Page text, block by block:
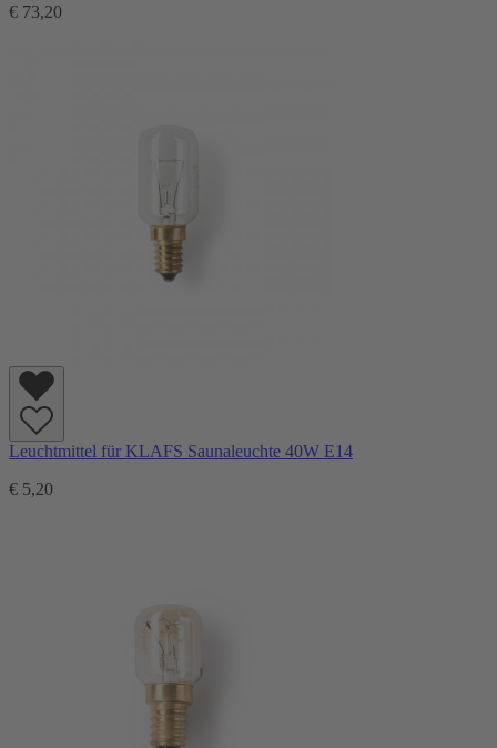
€ 73,20
Leuchtmittel für KLAFS Saunaleuchte 40W E14
€ 5,20